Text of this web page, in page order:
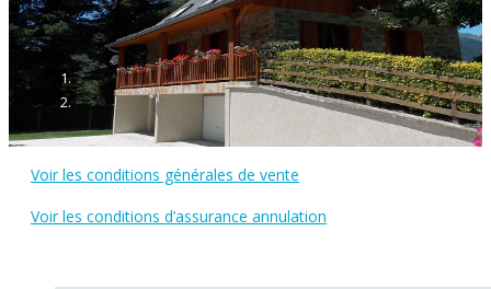
Voir les conditions générales de vente
Voir les conditions d’assurance annulation